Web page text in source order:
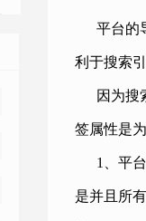
平台的
利于搜索
因为搜
签属性是
1、平
是并且所